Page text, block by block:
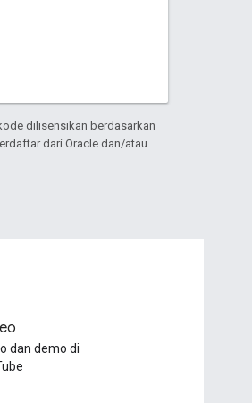
dilisensikan berdasarkan
dari Oracle dan/atau
dan demo di